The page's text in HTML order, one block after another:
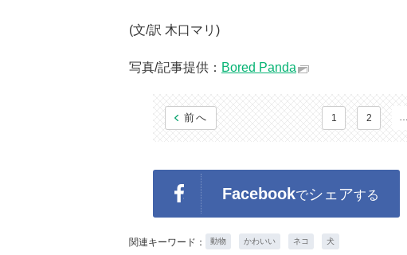
(文/訳 木口マリ)
写真/記事提供： Bored Panda
前へ 1 2 …
Facebookでシェアする
関連キーワード： 動物 かわいい ネコ 犬